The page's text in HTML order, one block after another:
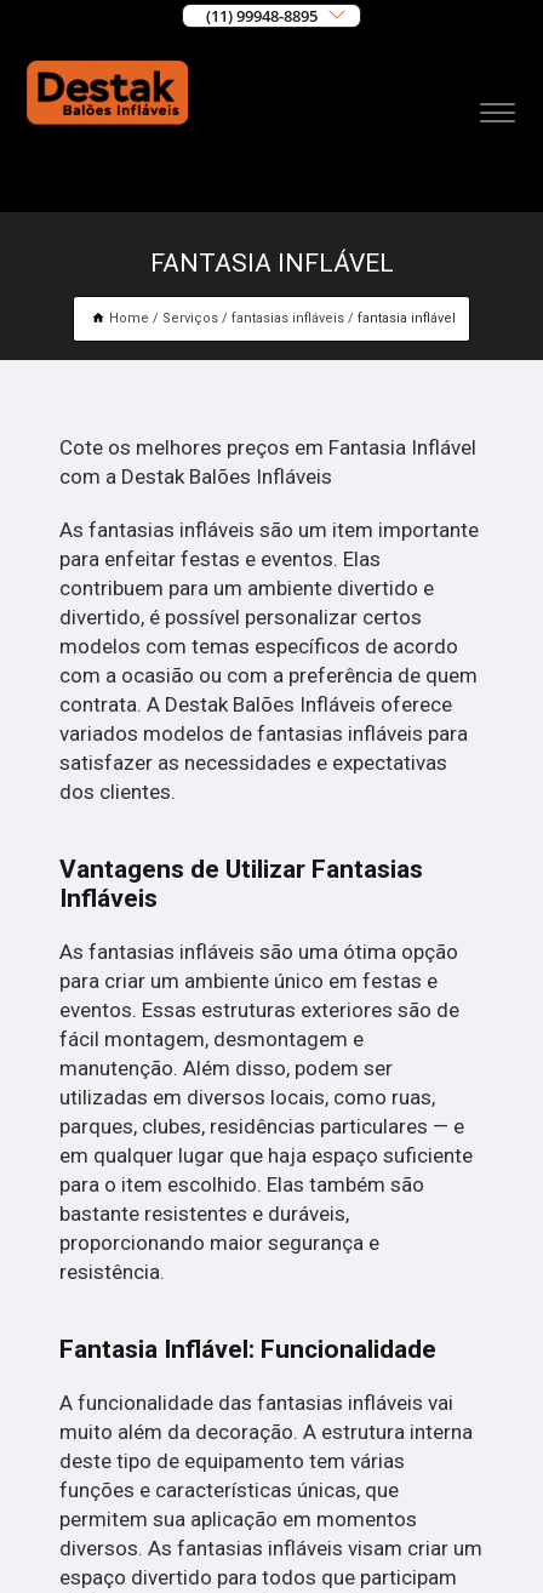
(11) 99948-8895
FANTASIA INFLÁVEL
Home Serviços fantasias infláveis fantasia inflável
Cote os melhores preços em Fantasia Inflável
com a Destak Balões Infláveis
As fantasias infláveis são um item importante
para enfeitar festas e eventos. Elas
contribuem para um ambiente divertido e
divertido, é possível personalizar certos
modelos com temas específicos de acordo
com a ocasião ou com a preferência de quem
contrata. A Destak Balões Infláveis oferece
variados modelos de fantasias infláveis para
satisfazer as necessidades e expectativas
dos clientes.
Vantagens de Utilizar Fantasias
Infláveis
As fantasias infláveis são uma ótima opção
para criar um ambiente único em festas e
eventos. Essas estruturas exteriores são de
fácil montagem, desmontagem e
manutenção. Além disso, podem ser
utilizadas em diversos locais, como ruas,
parques, clubes, residências particulares — e
em qualquer lugar que haja espaço suficiente
para o item escolhido. Elas também são
bastante resistentes e duráveis,
proporcionando maior segurança e
resistência.
Fantasia Inflável: Funcionalidade
A funcionalidade das fantasias infláveis vai
muito além da decoração. A estrutura interna
deste tipo de equipamento tem várias
funções e características únicas, que
permitem sua aplicação em momentos
diversos. As fantasias infláveis visam criar um
espaço divertido para todos que participam